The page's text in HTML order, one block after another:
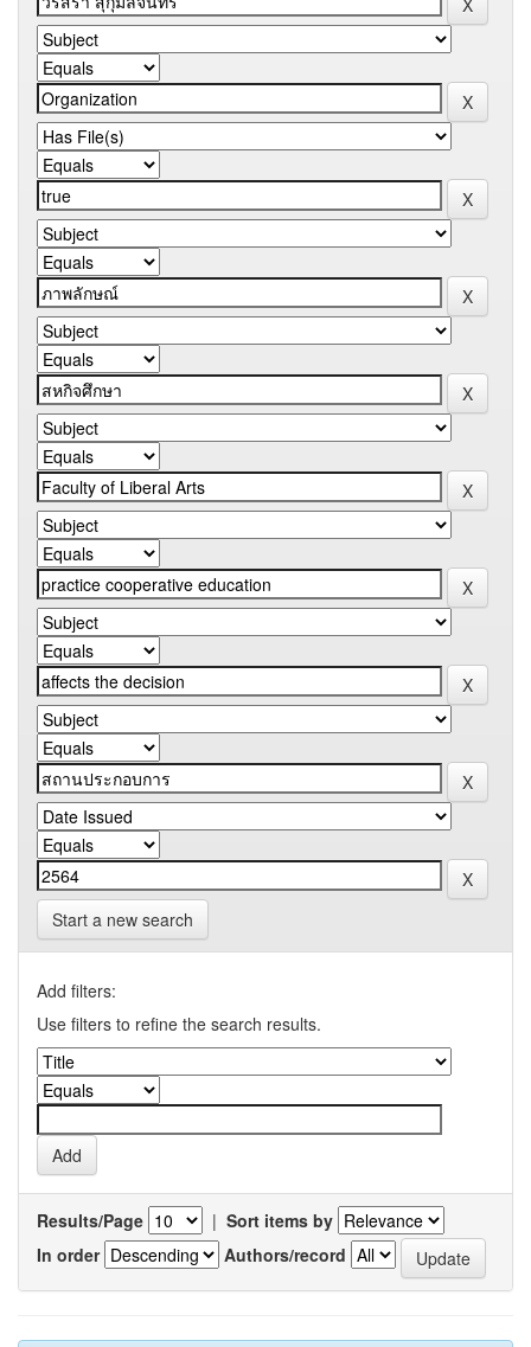
Start a new search
Add filters:
Use filters to refine the search results.
Results/Page | Sort items by
In order
Authors/record